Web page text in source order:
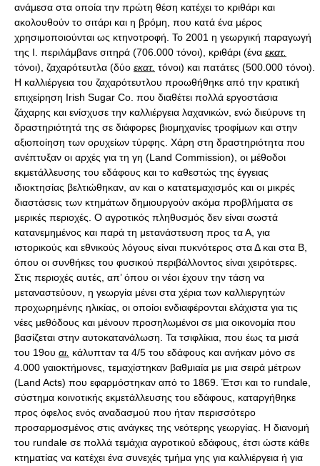
ανάμεσα στα οποία την πρώτη θέση κατέχει το κριθάρι και
ακολουθούν το σιτάρι και η βρόμη, που κατά ένα μέρος
χρησιμοποιούνται ως κτηνοτροφή. Το 2001 η γεωργική παραγωγή
της Ι. περιλάμβανε σιτηρά (706.000 τόνοι), κριθάρι (ένα εκατ.
τόνοι), ζαχαρότευτλα (δύο εκατ. τόνοι) και πατάτες (500.000 τόνοι).
Η καλλιέργεια του ζαχαρότευτλου προωθήθηκε από την κρατική
επιχείρηση Irish Sugar Co. που διαθέτει πολλά εργοστάσια
ζάχαρης και ενίσχυσε την καλλιέργεια λαχανικών, ενώ διεύρυνε τη
δραστηριότητά της σε διάφορες βιομηχανίες τροφίμων και στην
αξιοποίηση των ορυχείων τύρφης. Χάρη στη δραστηριότητα που
ανέπτυξαν οι αρχές για τη γη (Land Commission), οι μέθοδοι
εκμετάλλευσης του εδάφους και το καθεστώς της έγγειας
ιδιοκτησίας βελτιώθηκαν, αν και ο κατατεμαχισμός και οι μικρές
διαστάσεις των κτημάτων δημιουργούν ακόμα προβλήματα σε
μερικές περιοχές. Ο αγροτικός πληθυσμός δεν είναι σωστά
κατανεμημένος και παρά τη μετανάστευση προς τα Α, για
ιστορικούς και εθνικούς λόγους είναι πυκνότερος στα Δ και στα Β,
όπου οι συνθήκες του φυσικού περιβάλλοντος είναι χειρότερες.
Στις περιοχές αυτές, απ’ όπου οι νέοι έχουν την τάση να
μεταναστεύουν, η γεωργία μένει στα χέρια των καλλιεργητών
προχωρημένης ηλικίας, οι οποίοι ενδιαφέρονται ελάχιστα για τις
νέες μεθόδους και μένουν προσηλωμένοι σε μια οικονομία που
βασίζεται στην αυτοκατανάλωση. Τα τσιφλίκια, που έως τα μισά
του 19ου αι. κάλυπταν τα 4/5 του εδάφους και ανήκαν μόνο σε
4.000 γαιοκτήμονες, τεμαχίστηκαν βαθμιαία με μια σειρά μέτρων
(Land Acts) που εφαρμόστηκαν από το 1869. Έτσι και το rundale,
σύστημα κοινοτικής εκμετάλλευσης του εδάφους, καταργήθηκε
προς όφελος ενός αναδασμού που ήταν περισσότερο
προσαρμοσμένος στις ανάγκες της νεότερης γεωργίας. Η διανομή
του rundale σε πολλά τεμάχια αγροτικού εδάφους, έτσι ώστε κάθε
κτηματίας να κατέχει ένα συνεχές τμήμα γης για καλλιέργεια ή για